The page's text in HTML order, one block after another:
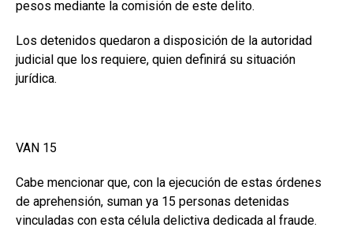
pesos mediante la comisión de este delito.
Los detenidos quedaron a disposición de la autoridad
judicial que los requiere, quien definirá su situación
jurídica.
VAN 15
Cabe mencionar que, con la ejecución de estas órdenes
de aprehensión, suman ya 15 personas detenidas
vinculadas con esta célula delictiva dedicada al fraude.